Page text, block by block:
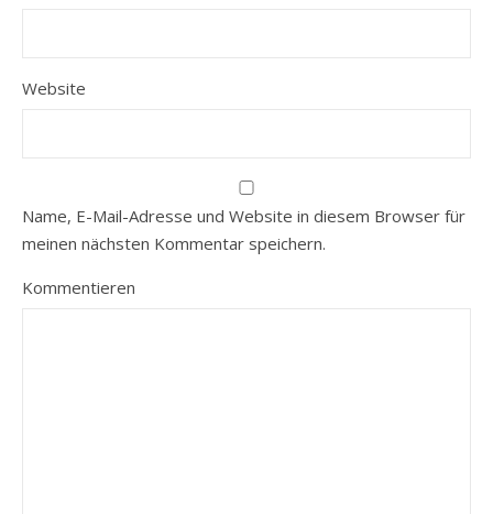
Website
Name, E-Mail-Adresse und Website in diesem Browser für
meinen nächsten Kommentar speichern.
Kommentieren